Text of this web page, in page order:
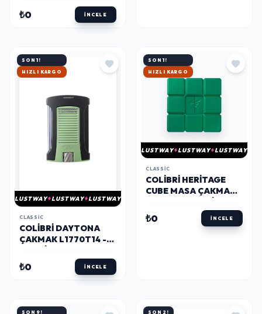
₺0 İNCELE
SON 1!
HIZLI KARGO
LUSTWAY LUSTWAY LUSTWAY
CLASSIC
COLIBRI DAYTONA
ÇAKMAK L1770T14 -
₺0 İNCELE
SON 1!
HIZLI KARGO
LUSTWAY LUSTWAY LUSTWAY
CLASSIC
COLIBRI HERITAGE
CUBE MASA ÇAKMAĞI
₺0 İNCELE
SON 9! SON 2!